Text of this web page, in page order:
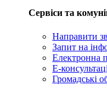
Сервіси та
Направити
Запит на
Електронна
Е-
Громадські